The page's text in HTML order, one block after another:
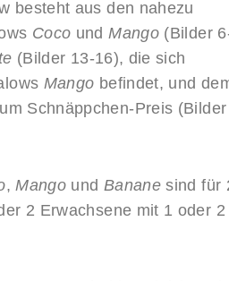
besteht aus den nahezu
Coco undMango (Bilder
(Bilder 13-16), die sich
Mango befindet, und
Schnäppchen-Preis (Bilder
,Mango und Banane sind für
2 Erwachsene mit 1 oder 2